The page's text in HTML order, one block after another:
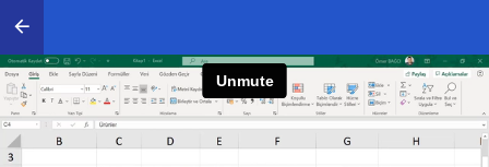
Excel Öğrenmeye Başlamak.
04:30
Temel Excel Kavramlarını Öğrenin.
05:25